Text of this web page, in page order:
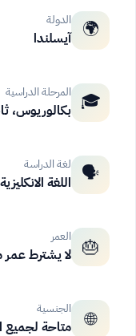
🌍 الدولة
آيسلندا
🎓 المرحلة الدراسية
بكالوريوس،
🗣️ لغة الدراسة
اللغة الانكليزية
🎂 العمر
لا يشترط
🌐 الجنسية
متاحة لجميع